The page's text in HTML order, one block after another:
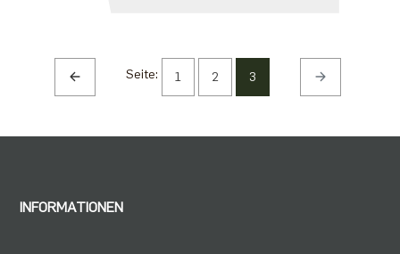
Seite: 1 2 3
INFORMATIONEN